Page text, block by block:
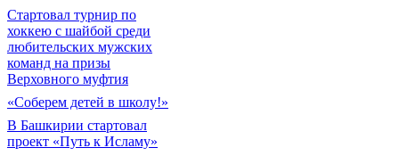
Cтартовал турнир по
хоккею с шайбой среди
любительских мужских
команд на призы
Верховного муфтия
«Соберем детей в школу!»
В Башкирии стартовал
проект «Путь к Исламу»